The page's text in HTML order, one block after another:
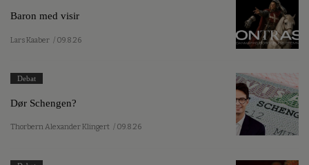
Baron med visir
Lars Kaaber / 09.8.26
Debat
Dør Schengen?
Thorbern Alexander Klingert / 09.8.26